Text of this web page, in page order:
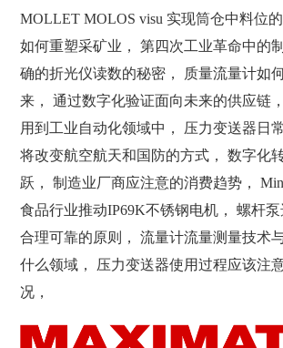
MOLLET MOLOS visu 实现筒仓中料位
如何重塑采矿业， 第四次工业革命中的
确的折光仪读数的秘密， 质量流量计如
来， 通过数字化验证面向未来的供应链
用到工业自动化领域中， 压力变送器日
将改变航空航天和国防的方式， 数字化
跃， 制造业厂商应注意的消费趋势，
食品行业推动IP69K不锈钢电机， 螺杆
合理可靠的原则， 流量计流量测量技术
什么领域， 压力变送器使用过程应该注
况，